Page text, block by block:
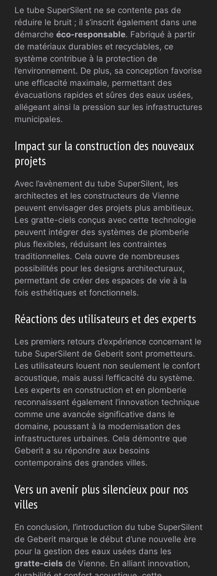
Le tube SuperSilent ne se contente pas de
réduire le bruit ; il s’inscrit également dans une
démarche éco-responsable. Fabriqué à partir
de matériaux durables et recyclables, ce
système contribue à la protection de
l’environnement. De plus, sa conception favorise
une efficacité maximale, permettant des
évacuations rapides et sûres des eaux usées,
allégeant ainsi la pression sur les infrastructures
municipales.
Impact sur la construction des nouveaux
projets
Avec l’avènement du tube SuperSilent, les
architectes et les constructeurs de Vienne
peuvent envisager des projets plus ambitieux.
Les gratte-ciels conçus avec cette technologie
peuvent intégrer des systèmes de plomberie
plus flexibles, réduisant les contraintes
traditionnelles. Cela ouvre de nombreuses
possibilités pour les designs architecturaux,
permettant de créer des espaces de vie à la
fois esthétiques et fonctionnels.
Réactions des utilisateurs et des experts
Les premiers retours d’expérience concernant le
tube SuperSilent de Geberit sont prometteurs.
Les utilisateurs louent non seulement le confort
acoustique, mais aussi l’efficacité du système.
Les experts en construction et en plomberie
reconnaissent également l’innovation technique
comme une avancée significative dans le
domaine, poussant à la modernisation des
infrastructures urbaines. Cela démontre que
Geberit a su répondre aux besoins
contemporains des grandes villes.
Vers un avenir plus silencieux pour nos
villes
En conclusion, l’introduction du tube SuperSilent
de Geberit marque le début d’une nouvelle ère
pour la gestion des eaux usées dans les
gratte-ciels de Vienne. En alliant innovation,